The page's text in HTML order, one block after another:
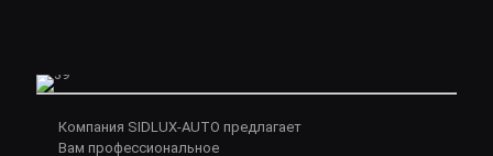
Компания SIDLUX-AUTO предлагает
Вам профессиональное